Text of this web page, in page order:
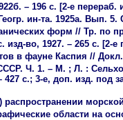
– 196 с. [2-е перераб.
ин-та. 1925а. Вып. 5.
форм // Тр. по
во, 1927. – 265 с. [2-е
в фауне Каспия //
Ч. 1. – М. ; Л. :
с.; 3-е, доп. изд.
области на